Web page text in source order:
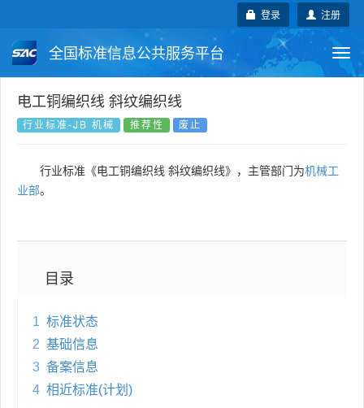
注册
登录
全国标准信息公共服务平台
国家标准 行业标准
国外标准 技术委员会
电工铜编织线 斜纹编织线
行业标准-JB 机械 推荐性 废止
行业标准《电工铜编织线 斜纹编织线》，主管部门为机械工
业部。
目录
1 标准状态
2 基础信息
3 备案信息
4 相近标准(计划)